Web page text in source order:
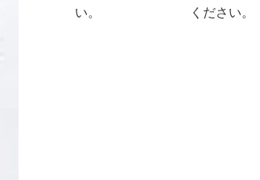
い。
ください。